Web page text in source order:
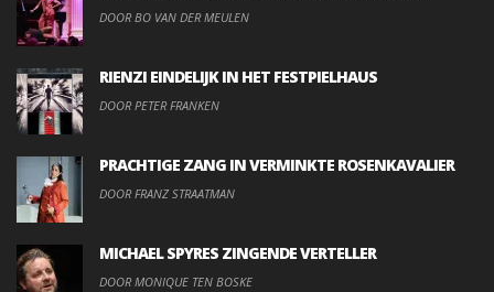
DOOR BO VAN DER MEULEN
RIENZI EINDELIJK IN HET FESTPIELHAUS
DOOR PETER FRANKEN
PRACHTIGE ZANG IN VERMINKTE ROSENKAVALIER
DOOR FRANZ STRAATMAN
MICHAEL SPYRES ZINGENDE VERTELLER
DOOR MONIQUE TEN BOSKE